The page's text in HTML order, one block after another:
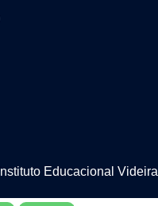
Educacional Videira